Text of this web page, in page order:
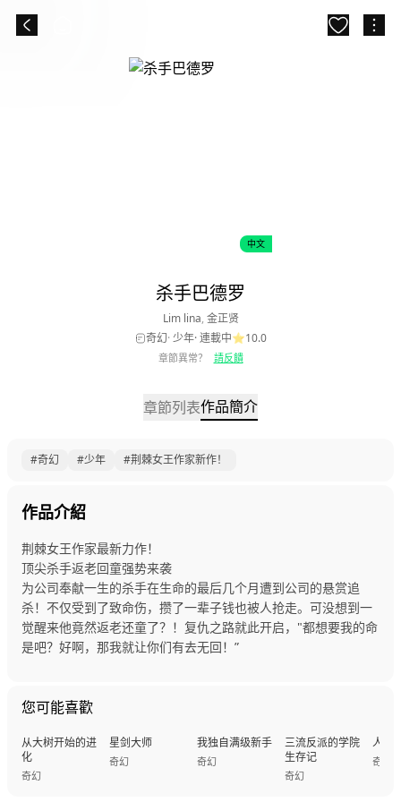
中文
杀手巴德罗
Lim lina, 金正贤
奇幻· 少年· 連載中⭐10.0
章節異常？ 請反饋
章節列表作品簡介
#奇幻 #少年 #荆棘女王作家新作！
作品介紹
荆棘女王作家最新力作！
顶尖杀手返老回童强势来袭
为公司奉献一生的杀手在生命的最后几个月遭到公司的悬赏追
杀！不仅受到了致命伤，攒了一辈子钱也被人抢走。可没想到一
觉醒来他竟然返老还童了？！复仇之路就此开启，"都想要我的命
是吧？好啊，那我就让你们有去无回！”
您可能喜歡
从大树开始的进
化
奇幻
星剑大师
奇幻
我独自满级新手
奇幻
三流反派的学院
生存记
奇幻
人鱼
奇幻